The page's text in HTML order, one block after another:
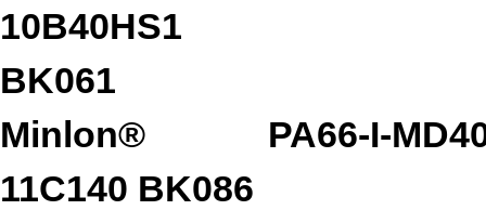
10B40HS1
BK061
Minlon®
11C140 BK086
PA66-I-